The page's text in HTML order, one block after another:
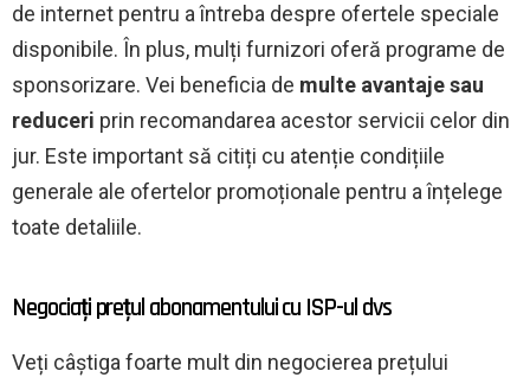
de internet pentru a întreba despre ofertele speciale
disponibile. În plus, mulți furnizori oferă programe de
sponsorizare. Vei beneficia de multe avantaje sau
reduceri prin recomandarea acestor servicii celor din
jur. Este important să citiți cu atenție condițiile
generale ale ofertelor promoționale pentru a înțelege
toate detaliile.
Negociați prețul abonamentului cu ISP-ul dvs
Veți câștiga foarte mult din negocierea prețului